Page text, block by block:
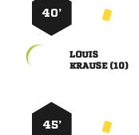
40’

 
45’